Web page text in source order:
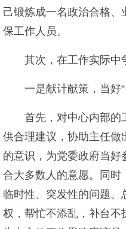
己锻炼成一名政治合格
保工作人员。
其次，在工作实际中
一是献计献策，当好“
首先，对中心内部的
供合理建议，协助主任做
的意识，为党委政府当
合大多数人的意愿。同时
临时性、突发性的问题。
权，帮忙不添乱，补台不